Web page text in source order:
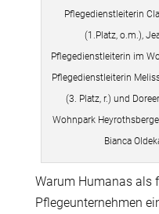
Pflegedienstleiterin
(1.Platz, o.m.),
Pflegedienstleiterin im
Pflegedienstleiterin
(3. Platz, r.) und
Wohnpark
Bianca
Warum Humanas als
Pflegeunternehmen